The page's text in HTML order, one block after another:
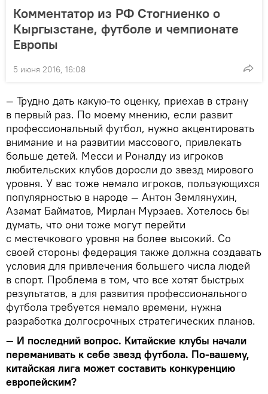
Комментатор из РФ Стогниенко о
Кыргызстане, футболе и чемпионате
Европы
5 июня 2016, 16:08
— Трудно дать какую-то оценку, приехав в страну
в первый раз. По моему мнению, если развит
профессиональный футбол, нужно акцентировать
внимание и на развитии массового, привлекать
больше детей. Месси и Роналду из игроков
любительских клубов доросли до звезд мирового
уровня. У вас тоже немало игроков, пользующихся
популярностью в народе — Антон Землянухин,
Азамат Байматов, Мирлан Мурзаев. Хотелось бы
думать, что они тоже могут перейти
с местечкового уровня на более высокий. Со
своей стороны федерация также должна создавать
условия для привлечения большего числа людей
в спорт. Проблема в том, что все хотят быстрых
результатов, а для развития профессионального
футбола требуется немало времени, нужна
разработка долгосрочных стратегических планов.
— И последний вопрос. Китайские клубы начали
переманивать к себе звезд футбола. По-вашему,
китайская лига может составить конкуренцию
европейским?